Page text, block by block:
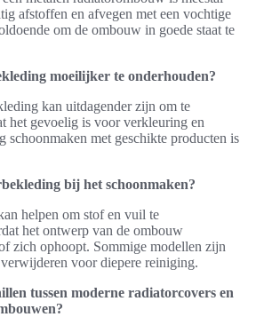
afstoffen en afvegen met een vochtige
om de ombouw in goede staat te
moeilijker te onderhouden?
kan uitdagender zijn om te
het gevoelig is voor verkleuring en
schoonmaken met geschikte producten is
bij het schoonmaken?
helpen om stof en vuil te
het ontwerp van de ombouw
zich ophoopt. Sommige modellen zijn
voor diepere reiniging.
tussen moderne radiatorcovers en